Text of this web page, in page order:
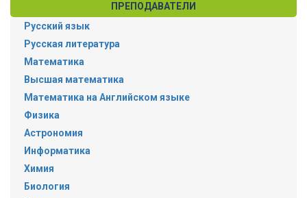
ПРЕПОДАВАТЕЛИ
Русский язык
Русская литература
Математика
Высшая математика
Математика на Английском языке
Физика
Астрономия
Информатика
Химия
Биология